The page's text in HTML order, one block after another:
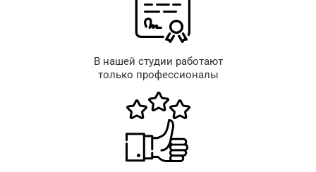
В нашей студии работают
только профессионалы